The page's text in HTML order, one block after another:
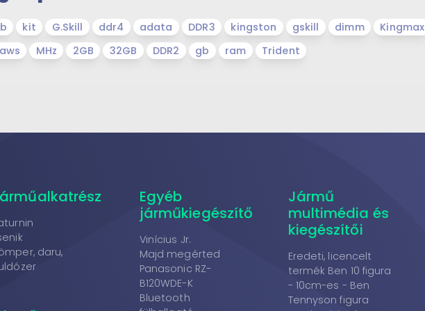
kit G.Skill ddr4 adata DDR3 kingston gskill dimm Kingmax
MHz 2GB 32GB DDR2 gb ram Trident
daru,
Egyéb
járműkiegészítő
Vinícius Jr.
Majd megérted
Panasonic RZ-
B120WDE-K
Bluetooth
Jármű
multimédia és
kiegészítői
Eredeti, licencelt
termék Ben 10 figura
- 10cm-es - Ben
Tennyson figura